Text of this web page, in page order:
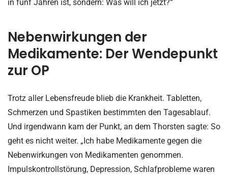
in fünf Jahren ist, sondern: Was will ich jetzt?“
Nebenwirkungen der
Medikamente: Der Wendepunkt
zur OP
Trotz aller Lebensfreude blieb die Krankheit. Tabletten,
Schmerzen und Spastiken bestimmten den Tagesablauf.
Und irgendwann kam der Punkt, an dem Thorsten sagte: So
geht es nicht weiter. „Ich habe Medikamente gegen die
Nebenwirkungen von Medikamenten genommen.
Impulskontrollstörung, Depression, Schlafprobleme waren